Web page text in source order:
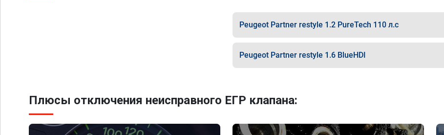
Peugeot Partner restyle 1.2 PureTech 110 л.с
Peugeot Partner restyle 1.6 BlueHDI
Плюсы отключения неисправного ЕГР клапана: